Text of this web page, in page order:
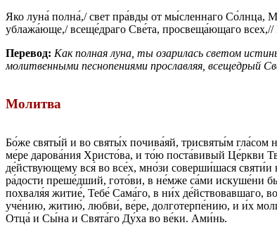
Яко луна́ полна́,/ свет пра́вды от мы́сленнаго Со́лнца,
ублажа́юще,/ всеще́драго Све́та, просвеща́ющаго всех,//
Перевод: Как полная луна, ты озарилась светом
молитвенными песнопениями прославляя, всещедрый
Молитва
Бо́же святы́й и во святы́х почива́яй, трисвяты́м
ме́ре дарова́ния Христо́ва, и то́ю поста́вивый Це́ркви
де́йствующему вся́ во все́х, мно́зи соверши́шася
ра́дости преше́дший, гото́ви, в не́мже са́ми искуше́ни
похваля́я житие́, Тебе́ Сама́го, в ни́х де́йствовавшаго,
уче́нию, житию́, любви́, ве́ре, долготерпе́нию, и и́х
Отца́ и Сы́на и Свята́го Ду́ха во ве́ки. Ами́нь.